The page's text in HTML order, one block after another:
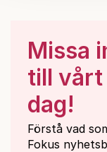
Missa
till vårt
dag!
Förstå vad
Fokus